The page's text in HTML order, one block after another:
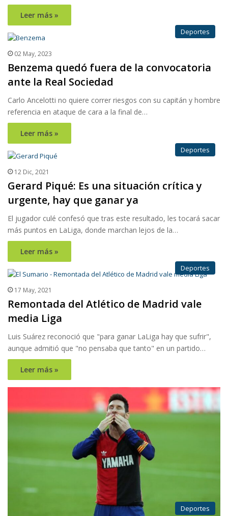
Leer más »
Deportes
02 May, 2023
Benzema quedó fuera de la convocatoria
ante la Real Sociedad
Carlo Ancelotti no quiere correr riesgos con su capitán y hombre
referencia en ataque de cara a la final de…
Leer más »
Deportes
12 Dic, 2021
Gerard Piqué: Es una situación crítica y
urgente, hay que ganar ya
El jugador culé confesó que tras este resultado, les tocará sacar
más puntos en LaLiga, donde marchan lejos de la…
Leer más »
Deportes
17 May, 2021
Remontada del Atlético de Madrid vale
media Liga
Luis Suárez reconoció que "para ganar LaLiga hay que sufrir",
aunque admitió que "no pensaba que tanto" en un partido…
Leer más »
Deportes